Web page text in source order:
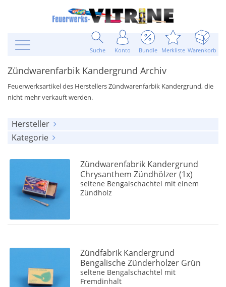
Suche Konto Bundle Merkliste Warenkorb
Zündwarenfarbik Kandergrund Archiv
Feuerwerksartikel des Herstellers Zündwarenfarbik Kandergrund, die
nicht mehr verkauft werden.
Hersteller
alle anzeigen
Zündwarenfarbik Kandergrund
Kategorie
Zündwarenfabrik Kandergrund
Chrysanthem Zündhölzer (1x)
seltene Bengalschachtel mit einem
Zündholz
Zündfabrik Kandergrund
Bengalische Zünderholzer Grün
seltene Bengalschachtel mit
Fremdinhalt